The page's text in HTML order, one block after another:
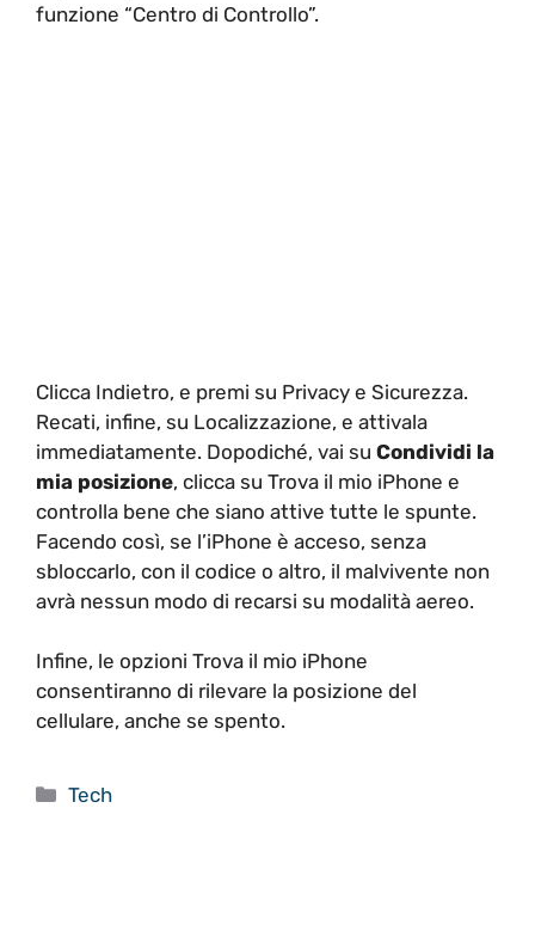
funzione “Centro di Controllo”.
Clicca Indietro, e premi su Privacy e Sicurezza.
Recati, infine, su Localizzazione, e attivala
immediatamente. Dopodiché, vai su Condividi la
mia posizione, clicca su Trova il mio iPhone e
controlla bene che siano attive tutte le spunte.
Facendo così, se l’iPhone è acceso, senza
sbloccarlo, con il codice o altro, il malvivente non
avrà nessun modo di recarsi su modalità aereo.
Infine, le opzioni Trova il mio iPhone
consentiranno di rilevare la posizione del
cellulare, anche se spento.
Categorie
Tech